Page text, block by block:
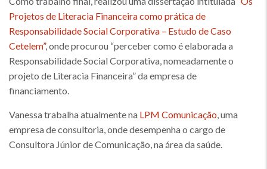
Projetos de Literacia Financeira como prática de
Responsabilidade Social Corporativa – Estudo de Caso
Cetelem”, onde procurou “perceber como é elaborada a
Responsabilidade Social Corporativa, nomeadamente o
projeto de Literacia Financeira” da empresa de
financiamento.
Vanessa trabalha atualmente na LPM Comunicação, uma
empresa de consultoria, onde desempenha o cargo de
Consultora Júnior de Comunicação, na área da saúde.